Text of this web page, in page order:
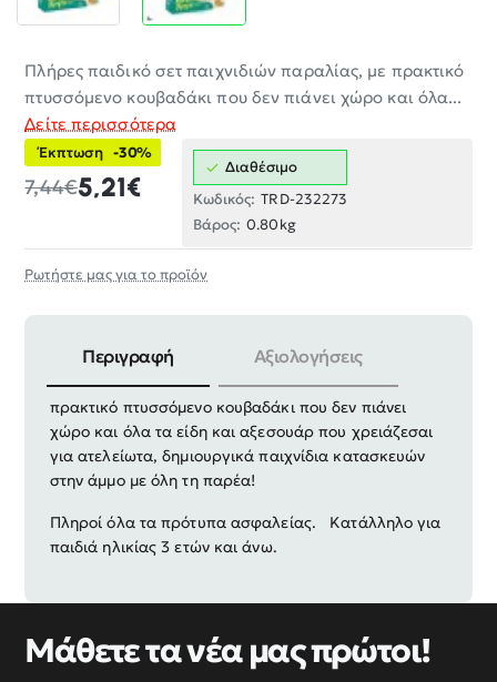
Πλήρες παιδικό σετ παιχνιδιών παραλίας, με πρακτικό
πτυσσόμενο κουβαδάκι που δεν πιάνει χώρο και όλα...
Δείτε περισσότερα
Έκπτωση -30%
5,21€
7,44€
Διαθέσιμο
Κωδικός: TRD-232273
Βάρος: 0.80kg
Ρωτήστε μας για το προϊόν
Περιγραφή Αξιολογήσεις
Πλήρες παιδικό σετ παιχνιδιών παραλίας, με
πρακτικό πτυσσόμενο κουβαδάκι που δεν πιάνει
χώρο και όλα τα είδη και αξεσουάρ που χρειάζεσαι
για ατελείωτα, δημιουργικά παιχνίδια κατασκευών
στην άμμο με όλη τη παρέα!
Πληροί όλα τα πρότυπα ασφαλείας. Κατάλληλο για
παιδιά ηλικίας 3 ετών και άνω.
Μάθετε τα νέα μας πρώτοι!